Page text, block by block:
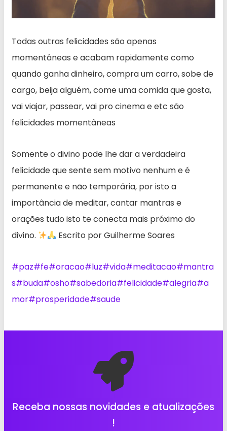
Todas outras felicidades são apenas
momentâneas e acabam rapidamente como
quando ganha dinheiro, compra um carro, sobe de
cargo, beija alguém, come uma comida que gosta,
vai viajar, passear, vai pro cinema e etc são
felicidades momentâneas
Somente o divino pode lhe dar a verdadeira
felicidade que sente sem motivo nenhum e é
permanente e não temporária, por isto a
importância de meditar, cantar mantras e
orações tudo isto te conecta mais próximo do
divino.
Escrito por Guilherme Soares
#paz#fe#oracao#luz#vida#meditacao#mantra
s#buda#osho#sabedoria#felicidade#alegria#a
mor#prosperidade#saude
Receba nossas novidades e atualizações
!